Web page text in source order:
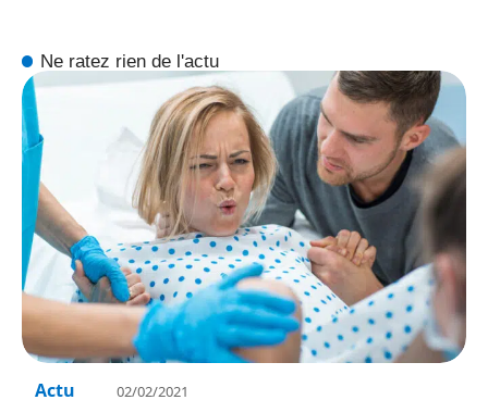
Ne ratez rien de l'actu
Actu 02/02/2021